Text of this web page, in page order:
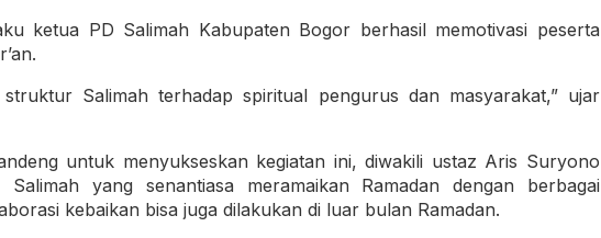
ketua PD Salimah Kabupaten Bogor berhasil memotivasi peserta
Salimah terhadap spiritual pengurus dan masyarakat,” ujar
untuk menyukseskan kegiatan ini, diwakili ustaz Aris Suryono
yang senantiasa meramaikan Ramadan dengan berbagai
kebaikan bisa juga dilakukan di luar bulan Ramadan.